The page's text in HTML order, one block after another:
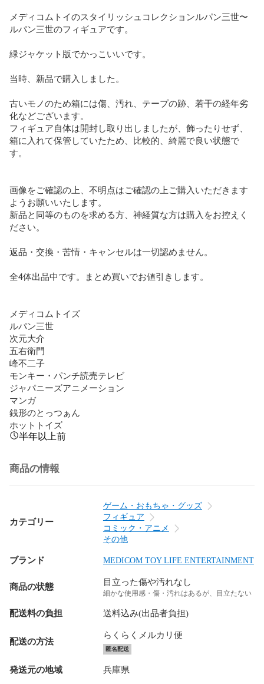
メディコムトイのスタイリッシュコレクションルパン三世〜
ルパン三世のフィギュアです。
緑ジャケット版でかっこいいです。
当時、新品で購入しました。
古いモノのため箱には傷、汚れ、テープの跡、若干の経年劣
化などございます。
フィギュア自体は開封し取り出しましたが、飾ったりせず、
箱に入れて保管していたため、比較的、綺麗で良い状態で
す。
画像をご確認の上、不明点はご確認の上ご購入いただきます
ようお願いいたします。
新品と同等のものを求める方、神経質な方は購入をお控えく
ださい。
返品・交換・苦情・キャンセルは一切認めません。
全4体出品中です。まとめ買いでお値引きします。
メディコムトイズ
ルパン三世
次元大介
五右衛門
峰不二子
モンキー・パンチ読売テレビ
ジャパニーズアニメーション
マンガ
銭形のとっつぁん
ホットトイズ
半年以上前
商品の情報
カテゴリー
ゲーム・おもちゃ・グッズ
フィギュア
コミック・アニメ
その他
ブランド MEDICOM TOY LIFE ENTERTAINMENT
商品の状態 目立った傷や汚れなし
細かな使用感・傷・汚れはあるが、目立たない
配送料の負担 送料込み(出品者負担)
配送の方法
らくらくメルカリ便
匿名配送
発送元の地域 兵庫県